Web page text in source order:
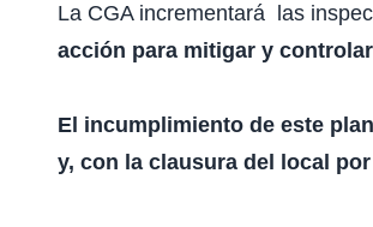
La CGA incrementará las
acción para mitigar y
El incumplimiento de este
y, con la clausura del local